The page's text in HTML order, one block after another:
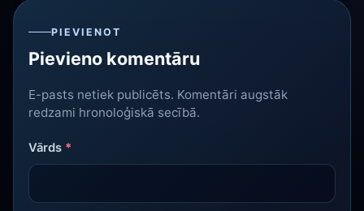
PIEVIENOT
Pievieno komentāru
E-pasts netiek publicēts. Komentāri augstāk
redzami hronoloģiskā secībā.
Vārds *